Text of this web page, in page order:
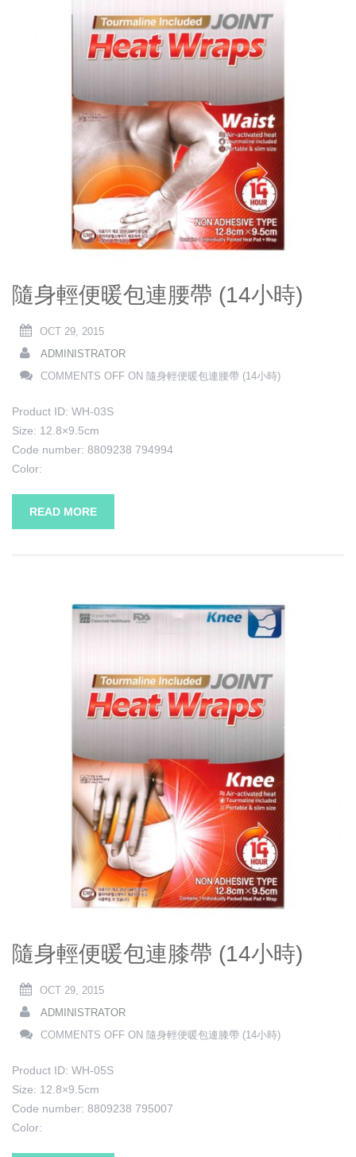
隨身輕便暖包連腰帶 (14小時)
OCT 29, 2015
ADMINISTRATOR
COMMENTS OFF ON 隨身輕便暖包連腰帶 (14小時)
Product ID: WH-03S
Size: 12.8×9.5cm
Code number: 8809238 794994
Color:
READ MORE
隨身輕便暖包連膝帶 (14小時)
OCT 29, 2015
ADMINISTRATOR
COMMENTS OFF ON 隨身輕便暖包連膝帶 (14小時)
Product ID: WH-05S
Size: 12.8×9.5cm
Code number: 8809238 795007
Color: